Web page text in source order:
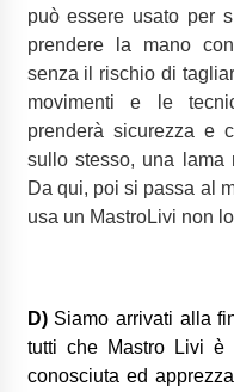
può essere usato per
prendere la mano
senza il rischio di
movimenti e le
prenderà sicurezza e
sullo stesso, una lama
Da qui, poi si passa al
usa un MastroLivi non
D)Siamo arrivati alla
tutti che Mastro Livi è
conosciuta ed